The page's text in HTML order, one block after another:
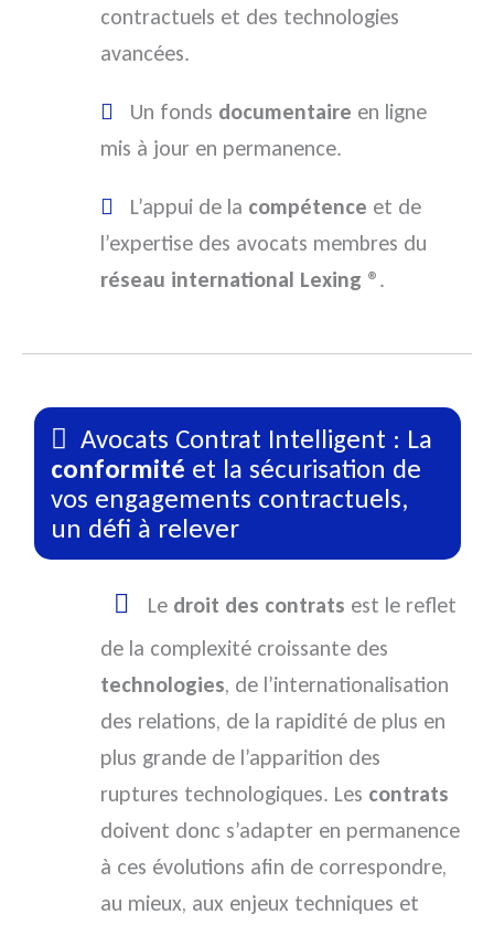
contractuels et des technologies
avancées.
Un fonds documentaire en ligne
mis à jour en permanence.
L’appui de la compétence et de
l’expertise des avocats membres du
réseau international Lexing ®.
Avocats Contrat Intelligent : La
conformité et la sécurisation de
vos engagements contractuels,
un défi à relever
Le droit des contrats est le reflet
de la complexité croissante des
technologies, de l’internationalisation
des relations, de la rapidité de plus en
plus grande de l’apparition des
ruptures technologiques. Les contrats
doivent donc s’adapter en permanence
à ces évolutions afin de correspondre,
au mieux, aux enjeux techniques et